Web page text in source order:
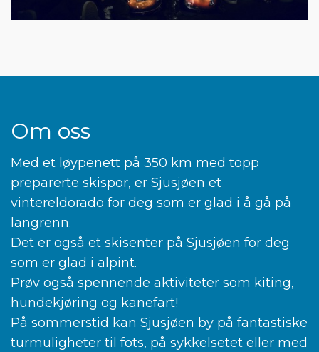
Om oss
Med et løypenett på 350 km med topp
preparerte skispor, er Sjusjøen et
vintereldorado for deg som er glad i å gå på
langrenn.
Det er også et skisenter på Sjusjøen for deg
som er glad i alpint.
Prøv også spennende aktiviteter som kiting,
hundekjøring og kanefart!
På sommerstid kan Sjusjøen by på fantastiske
turmuligheter til fots, på sykkelsetet eller med